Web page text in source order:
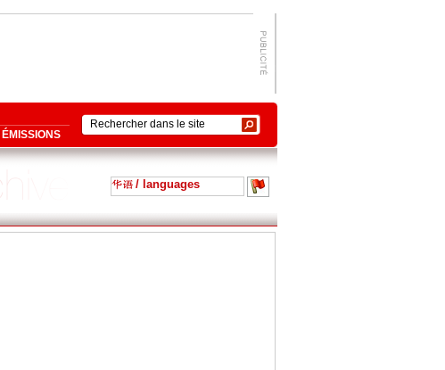
ÉMISSIONS
/ languages